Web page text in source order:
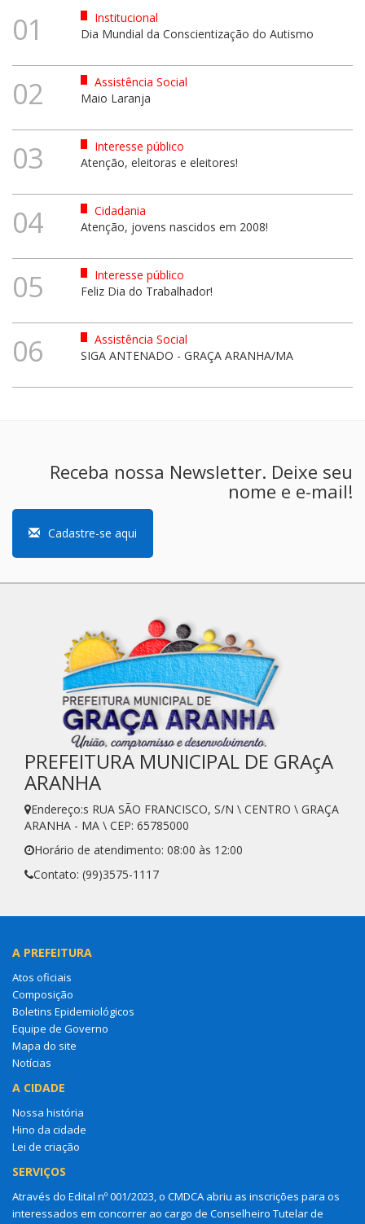
01
Institucional
Dia Mundial da Conscientização do Autismo
02
Assistência Social
Maio Laranja
03
Interesse público
Atenção, eleitoras e eleitores!
04
Cidadania
Atenção, jovens nascidos em 2008!
05
Interesse público
Feliz Dia do Trabalhador!
06
Assistência Social
SIGA ANTENADO - GRAÇA ARANHA/MA
Receba nossa Newsletter. Deixe seu
nome e e-mail!
Cadastre-se aqui
PREFEITURA MUNICIPAL DE GRAçA
ARANHA
Endereço:s RUA SÃO FRANCISCO, S/N \ CENTRO \ GRAÇA
ARANHA - MA \ CEP: 65785000
Horário de atendimento: 08:00 às 12:00
Contato: (99)3575-1117
A PREFEITURA
Atos oficiais
Composição
Boletins Epidemiológicos
Equipe de Governo
Mapa do site
Notícias
A CIDADE
Nossa história
Hino da cidade
Lei de criação
SERVIÇOS
Através do Edital nº 001/2023, o CMDCA abriu as inscrições para os
interessados em concorrer ao cargo de Conselheiro Tutelar de